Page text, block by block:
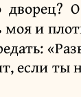
моя и
если ты